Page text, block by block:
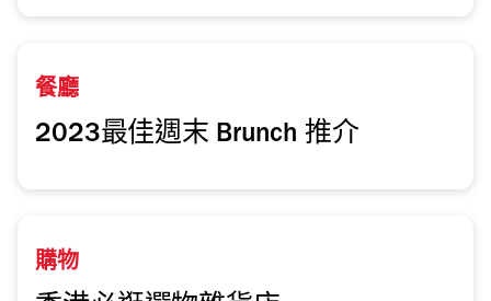
餐廳
2023最佳週末 Brunch 推介
購物